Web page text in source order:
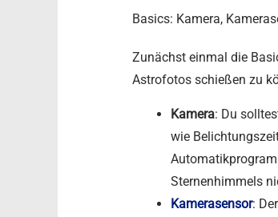
Basics: Kamera,
Zunächst einmal die
Astrofotos schießen zu
Kamera: Du
wie
Sternenhimmels
Kamerasensor: